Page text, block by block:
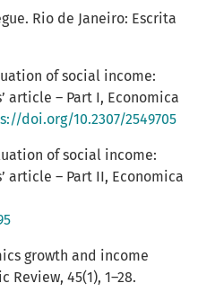
Rio de Janeiro: Escrita
of social income:
article – Part I, Economica
doi.org/10.2307/2549705
of social income:
article – Part II, Economica
growth and income
45(1), 1–28.